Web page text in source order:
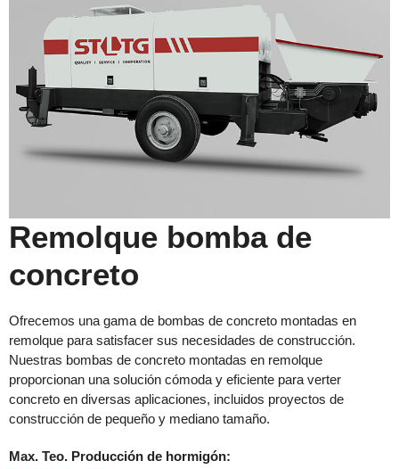
Remolque bomba de
concreto
Ofrecemos una gama de bombas de concreto montadas en
remolque para satisfacer sus necesidades de construcción.
Nuestras bombas de concreto montadas en remolque
proporcionan una solución cómoda y eficiente para verter
concreto en diversas aplicaciones, incluidos proyectos de
construcción de pequeño y mediano tamaño.
Max. Teo. Producción de hormigón: